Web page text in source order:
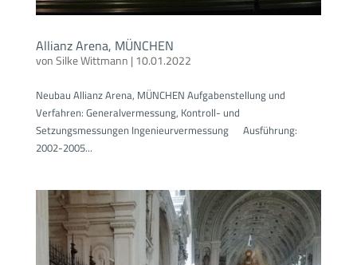
Allianz Arena, MÜNCHEN
vonSilke Wittmann | 10.01.2022
Neubau Allianz Arena, MÜNCHEN Aufgabenstellung und
Verfahren: Generalvermessung, Kontroll- und
Setzungsmessungen Ingenieurvermessung Ausführung:
2002-2005...